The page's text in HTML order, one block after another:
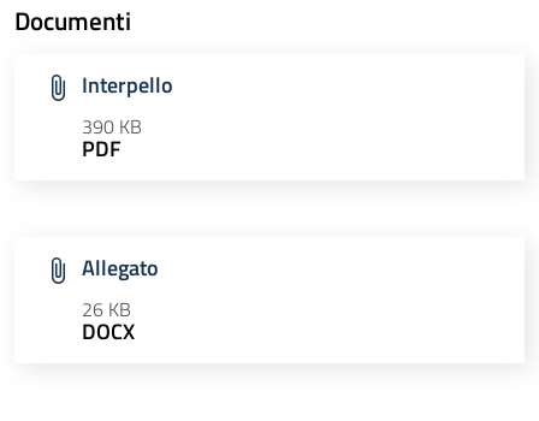
Documenti
Interpello
390 KB
PDF
Allegato
26 KB
DOCX